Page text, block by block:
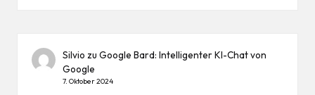
Silvio zuGoogle Bard: Intelligenter KI-Chat von
Google
7. Oktober 2024